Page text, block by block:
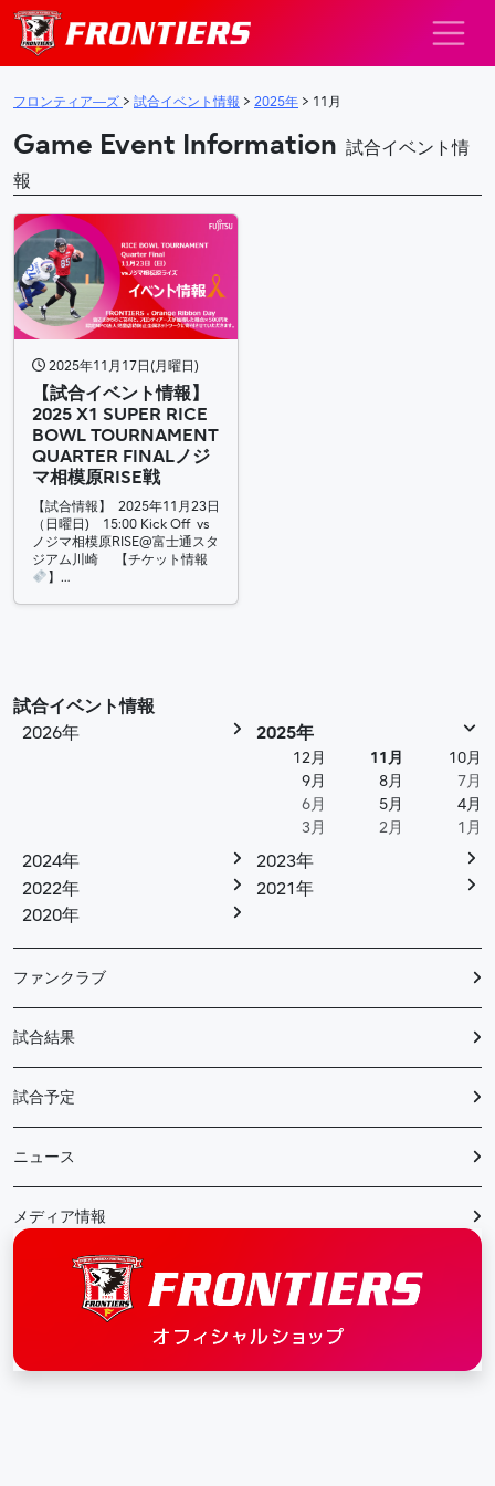
メインナビゲーション
フロンティア―ズ > 試合イベント情報 > 2025年 > 11月
Game Event Information 試合イベント情
報
2025年11月17日(月曜日)
【試合イベント情報】
2025 X1 SUPER RICE
BOWL TOURNAMENT
QUARTER FINALノジ
マ相模原RISE戦
【試合情報】 2025年11月23日
（日曜日) 15:00 Kick Off vs
ノジマ相模原RISE@富士通スタ
ジアム川崎 【チケット情報
】…
試合イベント情報
2026年
2025年
12月 11月
10月
9月
8月
7月
6月
5月
4月
3月
2月 1月
2024年
2023年
2022年
2021年
2020年
ファンクラブ
試合結果
試合予定
ニュース
メディア情報